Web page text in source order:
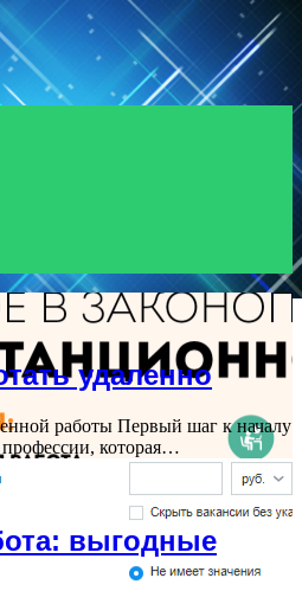
удаленно
работы Первый шаг к началу
которая…
выгодные